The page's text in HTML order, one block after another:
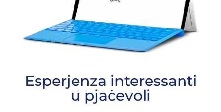
Esperjenza interessanti
u pjaċevoli